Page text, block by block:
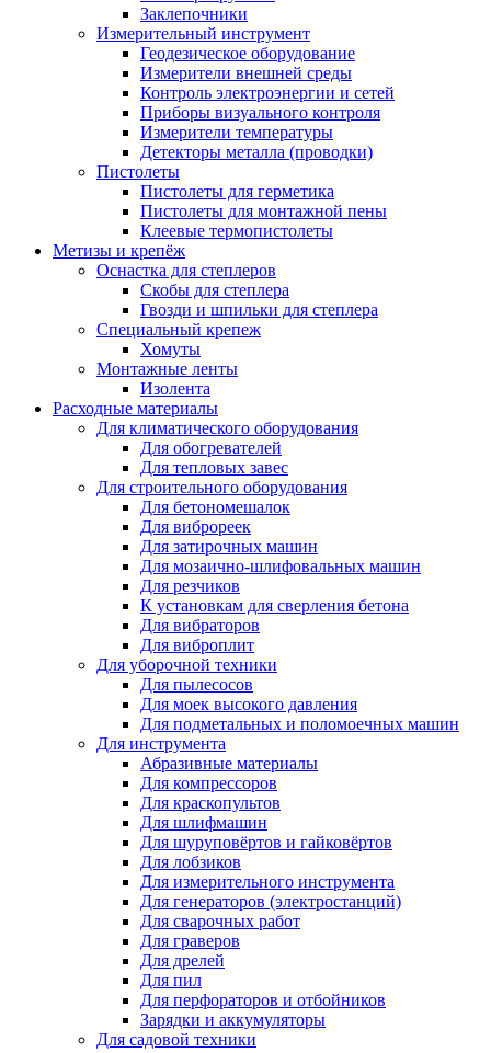
Заклепочники
Измерительный инструмент
Геодезическое оборудование
Измерители внешней среды
Контроль электроэнергии и сетей
Приборы визуального контроля
Измерители температуры
Детекторы металла (проводки)
Пистолеты
Пистолеты для герметика
Пистолеты для монтажной пены
Клеевые термопистолеты
Метизы и крепёж
Оснастка для степлеров
Скобы для степлера
Гвозди и шпильки для степлера
Специальный крепеж
Хомуты
Монтажные ленты
Изолента
Расходные материалы
Для климатического оборудования
Для обогревателей
Для тепловых завес
Для строительного оборудования
Для бетономешалок
Для виброреек
Для затирочных машин
Для мозаично-шлифовальных машин
Для резчиков
К установкам для сверления бетона
Для вибраторов
Для виброплит
Для уборочной техники
Для пылесосов
Для моек высокого давления
Для подметальных и поломоечных машин
Для инструмента
Абразивные материалы
Для компрессоров
Для краскопультов
Для шлифмашин
Для шуруповёртов и гайковёртов
Для лобзиков
Для измерительного инструмента
Для генераторов (электростанций)
Для сварочных работ
Для граверов
Для дрелей
Для пил
Для перфораторов и отбойников
Зарядки и аккумуляторы
Для садовой техники